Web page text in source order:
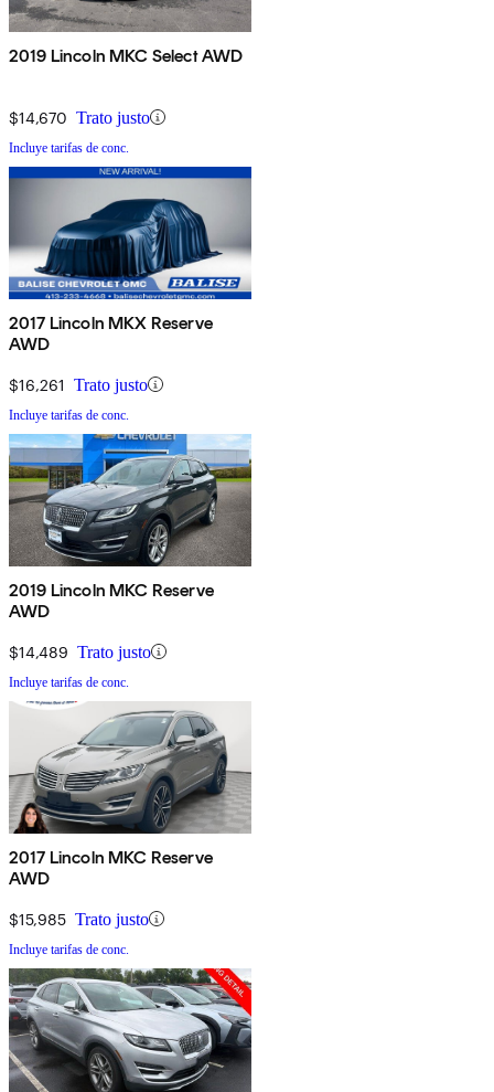
2019 Lincoln MKC Select AWD
$14,670 Trato justo
Incluye tarifas de conc.
2017 Lincoln MKX Reserve
AWD
$16,261 Trato justo
Incluye tarifas de conc.
2019 Lincoln MKC Reserve
AWD
$14,489 Trato justo
Incluye tarifas de conc.
2017 Lincoln MKC Reserve
AWD
$15,985 Trato justo
Incluye tarifas de conc.